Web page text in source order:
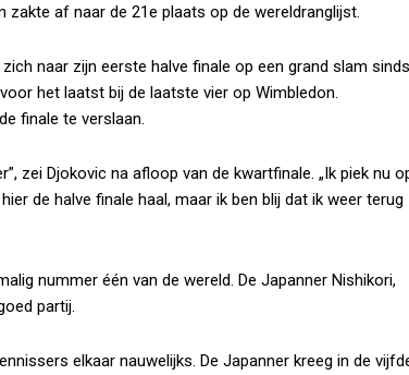
af naar de 21e plaats op de wereldranglijst.
naar zijn eerste halve finale op een grand slam sinds
het laatst bij de laatste vier op Wimbledon.
finale te verslaan.
zei Djokovic na afloop van de kwartfinale. „Ik piek nu
de halve finale haal, maar ik ben blij dat ik weer terug
nummer één van de wereld. De Japanner Nishikori,
partij.
elkaar nauwelijks. De Japanner kreeg in de